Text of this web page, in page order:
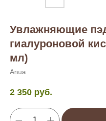
Увлажняющие
гиалуроновой
мл)
Anua
2 350 руб.